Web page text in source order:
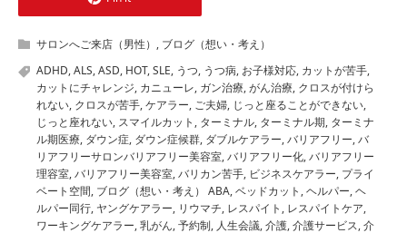
サロンへご来店（男性） , ブログ（想い・考え）
ADHD,ALS,ASD, HOT,SLE, うつ, うつ病, お子様対応, カットが苦手,
カットにチャレンジ, カニューレ, ガン治療,がん治療, クロスが付けら
れない, クロスが苦手,ケアラー, ご夫婦, じっと座ることができない,
じっと座れない, スマイルカット , ターミナル, ターミナル期, ターミナ
ル期医療, ダウン症, ダウン症候群, ダブルケアラー,バリアフリー,バ
リアフリーサロンバリアフリー美容室,バリアフリー化,バリアフリー
理容室,バリアフリー美容室,バリカン苦手, ビジネスケアラー, プライ
ベート空間, ブログ（想い・考え） ABA,ベッドカット ,ヘルパー,ヘ
ルパー同行, ヤングケアラー, リウマチ, レスパイト , レスパイトケア,
ワーキングケアラー,乳がん,予約制, 人生会議,介護,介護サービス,介